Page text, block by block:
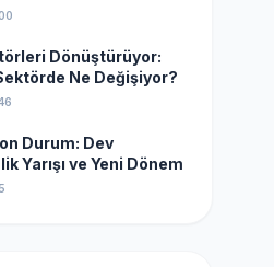
Dönüştürüyor:
Ne Değişiyor?
Durum: Dev
Yarışı ve Yeni Dönem